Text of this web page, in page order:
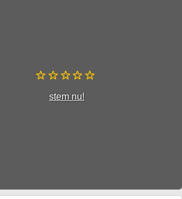
stem nu!